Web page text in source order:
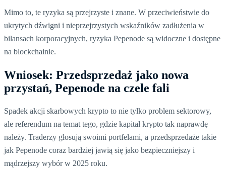
Mimo to, te ryzyka są przejrzyste i znane. W przeciwieństwie do
ukrytych dźwigni i nieprzejrzystych wskaźników zadłużenia w
bilansach korporacyjnych, ryzyka Pepenode są widoczne i dostępne
na blockchainie.
Wniosek: Przedsprzedaż jako nowa
przystań, Pepenode na czele fali
Spadek akcji skarbowych krypto to nie tylko problem sektorowy,
ale referendum na temat tego, gdzie kapitał krypto tak naprawdę
należy. Traderzy głosują swoimi portfelami, a przedsprzedaże takie
jak Pepenode coraz bardziej jawią się jako bezpieczniejszy i
mądrzejszy wybór w 2025 roku.